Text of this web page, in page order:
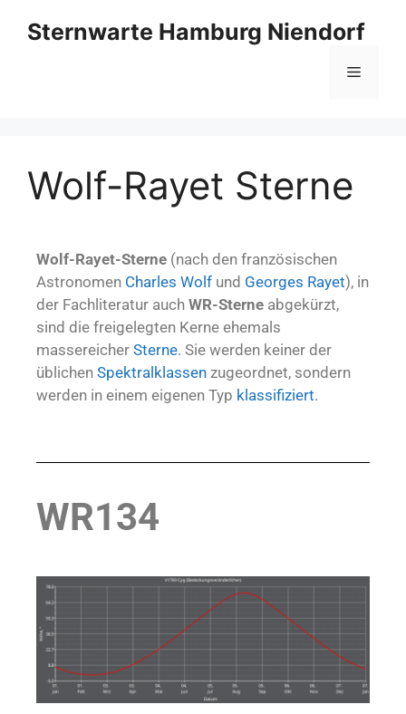
Sternwarte Hamburg Niendorf
Wolf-Rayet Sterne
Wolf-Rayet-Sterne (nach den französischen
Astronomen Charles Wolf und Georges Rayet), in
der Fachliteratur auch WR-Sterne abgekürzt,
sind die freigelegten Kerne ehemals
massereicher Sterne. Sie werden keiner der
üblichen Spektralklassen zugeordnet, sondern
werden in einem eigenen Typ klassifiziert.
WR134